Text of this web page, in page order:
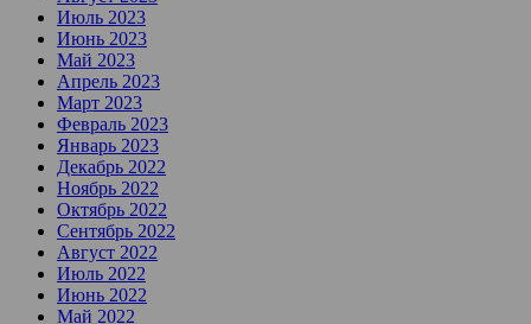
Июль 2023
Июнь 2023
Май 2023
Апрель 2023
Март 2023
Февраль 2023
Январь 2023
Декабрь 2022
Ноябрь 2022
Октябрь 2022
Сентябрь 2022
Август 2022
Июль 2022
Июнь 2022
Май 2022